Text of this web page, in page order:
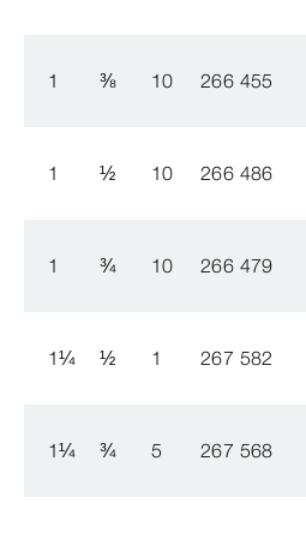
1 ⅜ 10 266 455
1 ½ 10 266 486
1 ¾ 10 266 479
1¼ ½ 1 267 582
1¼ ¾ 5 267 568